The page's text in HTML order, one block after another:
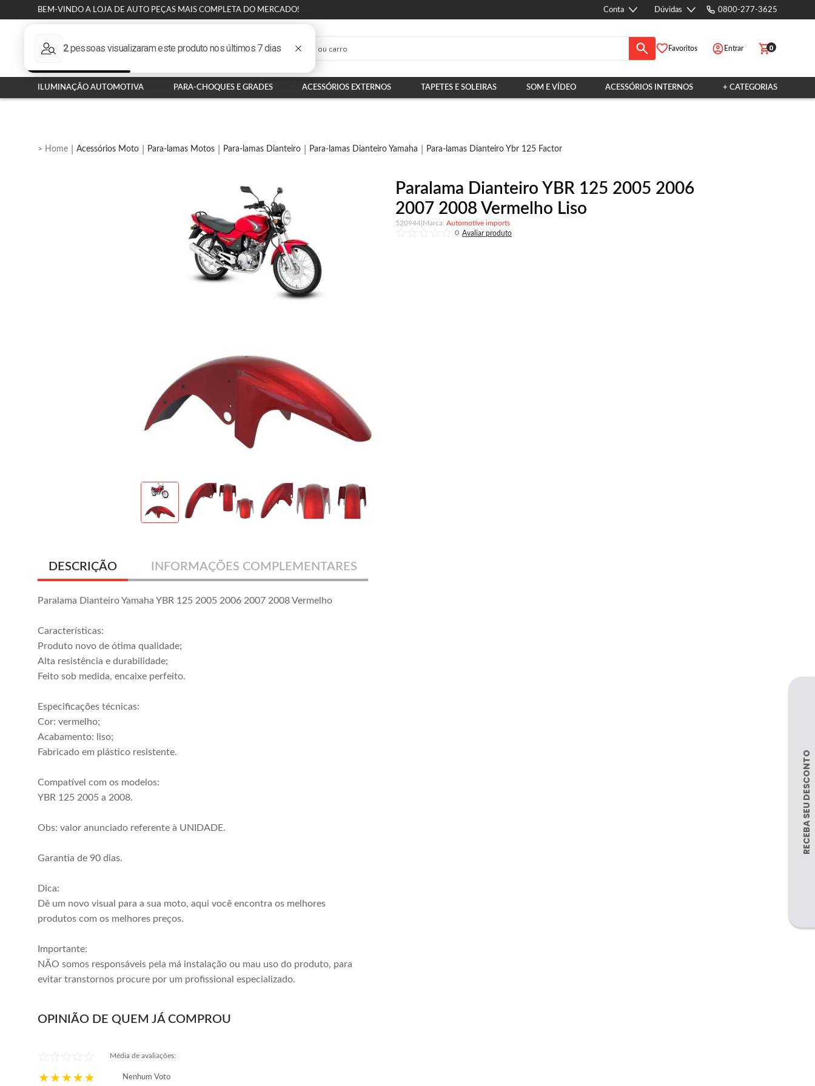
BEM-VINDO A LOJA DE AUTO PEÇAS MAIS COMPLETA DO MERCADO! Conta Dúvidas 0800-277-3625
Favoritos Entrar 0
ILUMINAÇÃO AUTOMOTIVA PARA-CHOQUES E GRADES ACESSÓRIOS EXTERNOS TAPETES E SOLEIRAS SOM E VÍDEO ACESSÓRIOS INTERNOS + CATEGORIAS
Acessórios Moto Para-lamas Motos Para-lamas Dianteiro Para-lamas Dianteiro Yamaha Para-lamas Dianteiro Ybr 125 Factor
Paralama Dianteiro YBR 125 2005 2006
2007 2008 Vermelho Liso
520944
Automotive imports
0
DESCRIÇÃO INFORMAÇÕES COMPLEMENTARES
Paralama Dianteiro Yamaha YBR 125 2005 2006 2007 2008 Vermelho
Características:
Produto novo de ótima qualidade;
Alta resistência e durabilidade;
Feito sob medida, encaixe perfeito.
Especificações técnicas:
Cor: vermelho;
Acabamento: liso;
Fabricado em plástico resistente.
Compatível com os modelos:
YBR 125 2005 a 2008.
Obs: valor anunciado referente à UNIDADE.
Garantia de 90 dias.
Dica:
Dê um novo visual para a sua moto, aqui você encontra os melhores
produtos com os melhores preços.
Importante:
NÃO somos responsáveis pela má instalação ou mau uso do produto, para
evitar transtornos procure por um profissional especializado.
OPINIÃO DE QUEM JÁ COMPROU
Média de avaliações:
Nenhum Voto